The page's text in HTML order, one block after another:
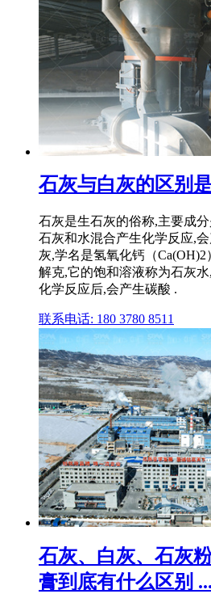
石灰与白灰的区别
石灰是生石灰的俗称,主要成
石灰和水混合产生化学反应,
灰,学名是氢氧化钙（
解克,它的饱和溶液称为石灰
化学反应后,会产生碳酸 .
联系电话: 180 3780 8511
石灰、白灰、石灰
膏到底有什么区别 ...